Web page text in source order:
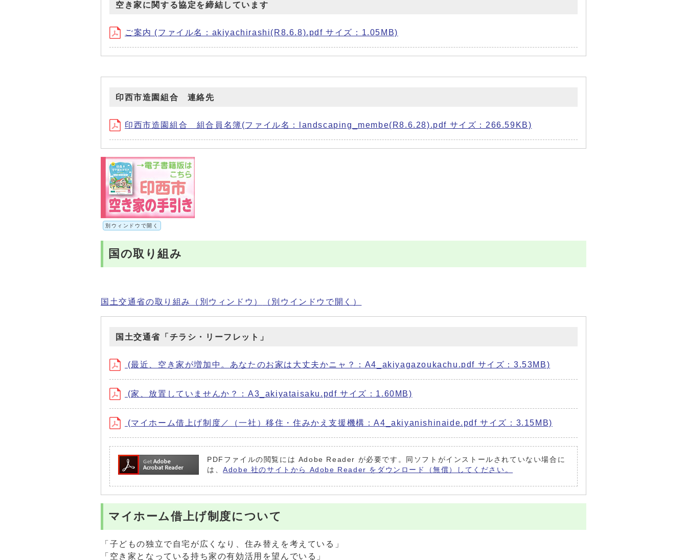
空き家に関する協定を締結しています
ご案内 (ファイル名：akiyachirashi(R8.6.8).pdf サイズ：1.05MB)
印西市造園組合 連絡先
印西市造園組合 組合員名簿(ファイル名：landscaping_membe(R8.6.28).pdf サイズ：266.59KB)
別ウィンドウで開く
国の取り組み
国土交通省の取り組み（別ウィンドウ） （別ウインドウで開く）
国土交通省「チラシ・リーフレット」
(最近、空き家が増加中。あなたのお家は大丈夫かニャ？：A4_akiyagazoukachu.pdf サイズ：3.53MB)
(家、放置していませんか？：A3_akiyataisaku.pdf サイズ：1.60MB)
(マイホーム借上げ制度／（一社）移住・住みかえ支援機構：A4_akiyanishinaide.pdf サイズ：3.15MB)
PDFファイルの閲覧には Adobe Reader が必要です。同ソフトがインストールされていない場合に
は、Adobe 社のサイトから Adobe Reader をダウンロード（無償）してください。
マイホーム借上げ制度について
「子どもの独立で自宅が広くなり、住み替えを考えている」
「空き家となっている持ち家の有効活用を望んでいる」